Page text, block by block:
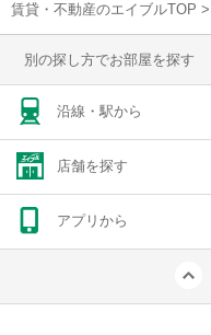
賃貸・不動産のエイブルTOP >
別の探し方でお部屋を探す
沿線・駅から
店舗を探す
アプリから